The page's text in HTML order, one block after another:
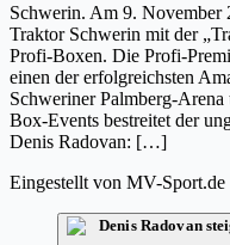
Schwerin. Am 9. November
Traktor Schwerin mit der
Profi-Boxen. Die Profi-
einen der erfolgreichsten
Schweriner Palmberg-
Box-Events bestreitet der
Denis Radovan: […]
Eingestellt von MV-Sport.de